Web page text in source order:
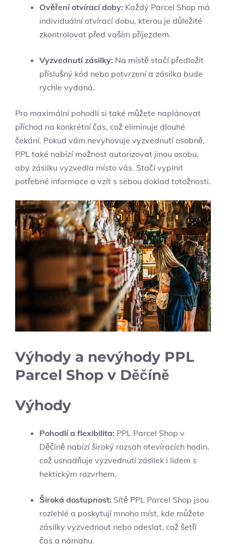
Ověření otvírací doby: Každý Parcel Shop má
individuální otvírací dobu, kterou je důležité
zkontrolovat před vaším příjezdem.
Vyzvednutí zásilky: Na místě stačí předložit
příslušný kód nebo potvrzení a zásilka bude
rychle vydaná.
Pro maximální pohodlí si také můžete naplánovat
příchod na konkrétní čas, což eliminuje dlouhé
čekání. Pokud vám nevyhovuje vyzvednutí osobně,
PPL také nabízí možnost autorizovat jinou osobu,
aby zásilku vyzvedla místo vás. Stačí vyplnit
potřebné informace a vzít s sebou doklad totožnosti.
Výhody a nevýhody PPL
Parcel Shop v Děčíně
Výhody
Pohodlí a flexibilita: PPL Parcel Shop v
Děčíně nabízí široký rozsah otevíracích hodin,
což usnadňuje vyzvednutí zásilek i lidem s
hektickým rozvrhem.
Široká dostupnost: Sítě PPL Parcel Shop jsou
rozlehlé a poskytují mnoho míst, kde můžete
zásilky vyzvednout nebo odeslat, což šetří
čas a námahu.